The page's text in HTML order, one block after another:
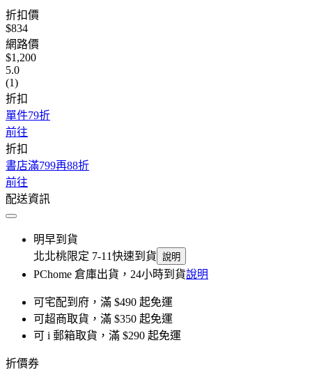
折扣價
$834
網路價
$1,200
5.0
(1)
折扣
單件79折
前往
折扣
書店滿799再88折
前往
配送資訊
明早到貨
北北桃限定 7-11快速到貨 說明
PChome 倉庫出貨，24小時到貨說明
可宅配到府，滿 $490 起免運
可超商取貨，滿 $350 起免運
可 i 郵箱取貨，滿 $290 起免運
折價券